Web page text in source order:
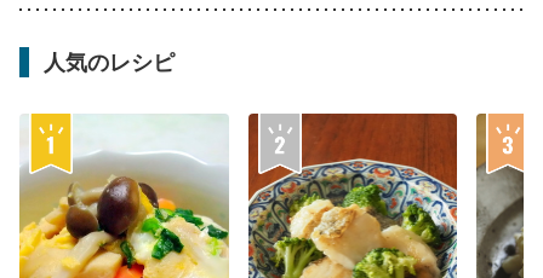
人気のレシピ